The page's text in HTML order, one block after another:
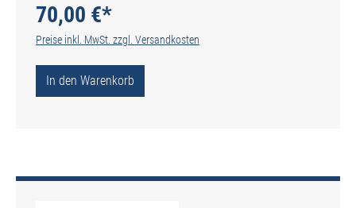
70,00 €*
Preise inkl. MwSt. zzgl. Versandkosten
In den Warenkorb